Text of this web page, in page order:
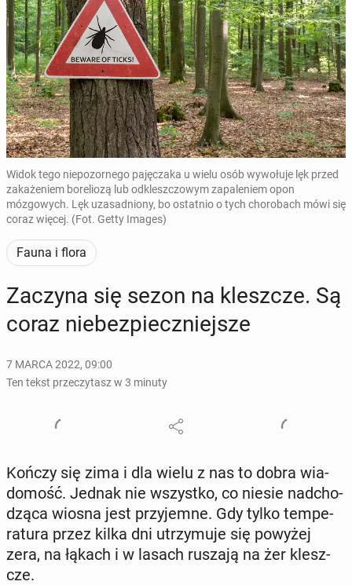
Widok tego niepozornego pajęczaka u wielu osób wywołuje lęk przed
zakażeniem boreliozą lub odkleszczowym zapaleniem opon
mózgowych. Lęk uzasadniony, bo ostatnio o tych chorobach mówi się
coraz więcej. (Fot. Getty Images)
Fauna i flora
Zaczyna się sezon na klesz­cze. Są
coraz nie­bez­piecz­niej­sze
7 MARCA 2022, 09:00
Ten tekst przeczytasz w 3 minuty
Kończy się zima i dla wielu z nas to dobra wia­
do­mość. Jednak nie wszyst­ko, co niesie nad­cho­
dzą­ca wiosna jest przy­jem­ne. Gdy tylko tem­pe­
ra­tu­ra przez kilka dni utrzy­mu­je się powyżej
zera, na łąkach i w lasach ruszają na żer klesz­
cze.